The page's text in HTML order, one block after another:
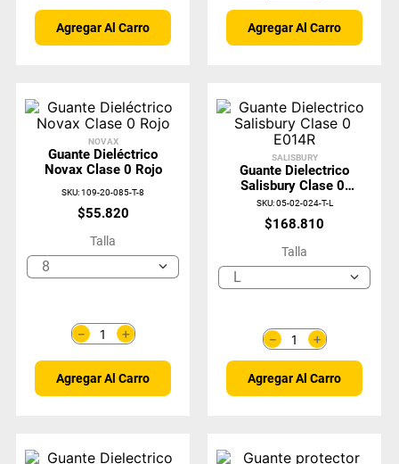
Agregar Al Carro Agregar Al Carro
NOVAX
Guante Dieléctrico
Novax Clase 0 Rojo
SKU:109-20-085-T-8
$55.820
Talla
8
＋
－
Agregar Al Carro
SALISBURY
Guante Dielectrico
Salisbury Clase 0
E014R
SKU:05-02-024-T-L
$168.810
Talla
L
＋
－
Agregar Al Carro